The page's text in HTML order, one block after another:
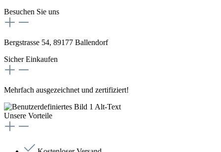
Besuchen Sie uns
Bergstrasse 54, 89177 Ballendorf
Sicher Einkaufen
Mehrfach ausgezeichnet und zertifiziert!
Unsere Vorteile